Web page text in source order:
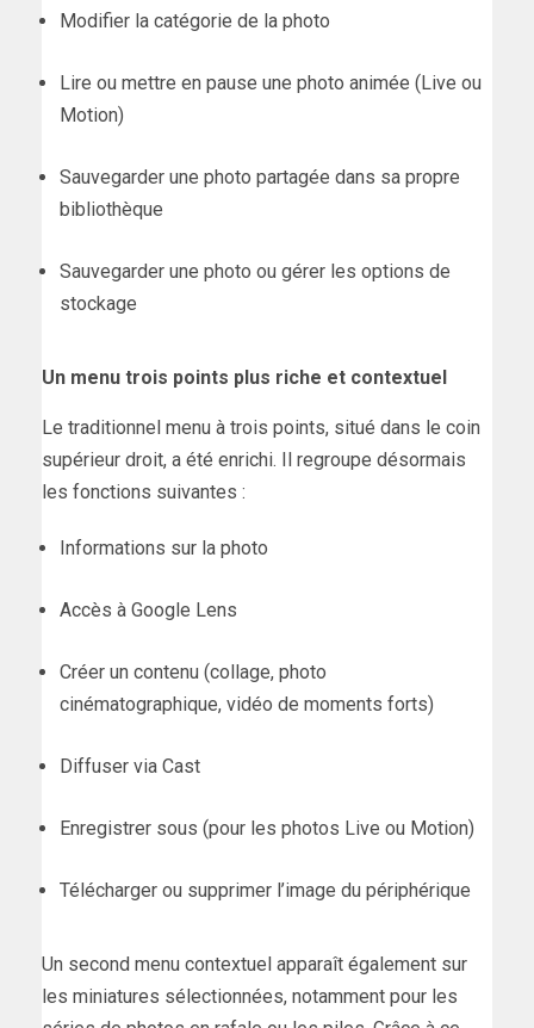
Modifier la catégorie de la photo
Lire ou mettre en pause une photo animée (Live ou
Motion)
Sauvegarder une photo partagée dans sa propre
bibliothèque
Sauvegarder une photo ou gérer les options de
stockage
Un menu trois points plus riche et contextuel
Le traditionnel menu à trois points, situé dans le coin
supérieur droit, a été enrichi. Il regroupe désormais
les fonctions suivantes :
Informations sur la photo
Accès à Google Lens
Créer un contenu (collage, photo
cinématographique, vidéo de moments forts)
Diffuser via Cast
Enregistrer sous (pour les photos Live ou Motion)
Télécharger ou supprimer l’image du périphérique
Un second menu contextuel apparaît également sur
les miniatures sélectionnées, notamment pour les